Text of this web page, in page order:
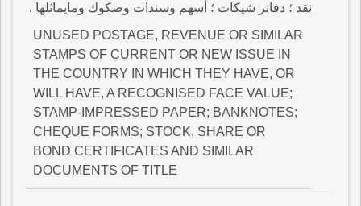
نقد ؛ دفاتر شيكات ؛ أسهم وسندات وصكوك ومايماثلها .
UNUSED POSTAGE, REVENUE OR SIMILAR
STAMPS OF CURRENT OR NEW ISSUE IN
THE COUNTRY IN WHICH THEY HAVE, OR
WILL HAVE, A RECOGNISED FACE VALUE;
STAMP-IMPRESSED PAPER; BANKNOTES;
CHEQUE FORMS; STOCK, SHARE OR
BOND CERTIFICATES AND SIMILAR
DOCUMENTS OF TITLE